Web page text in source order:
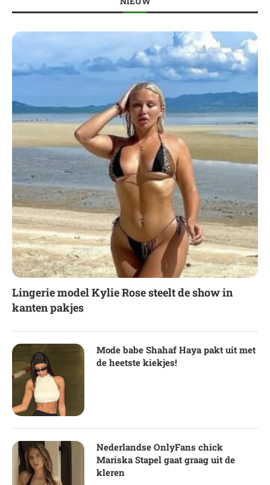
Lingerie model Kylie Rose steelt de show in
kanten pakjes
Mode babe Shahaf Haya pakt uit met
de heetste kiekjes!
Nederlandse OnlyFans chick
Mariska Stapel gaat graag uit de
kleren